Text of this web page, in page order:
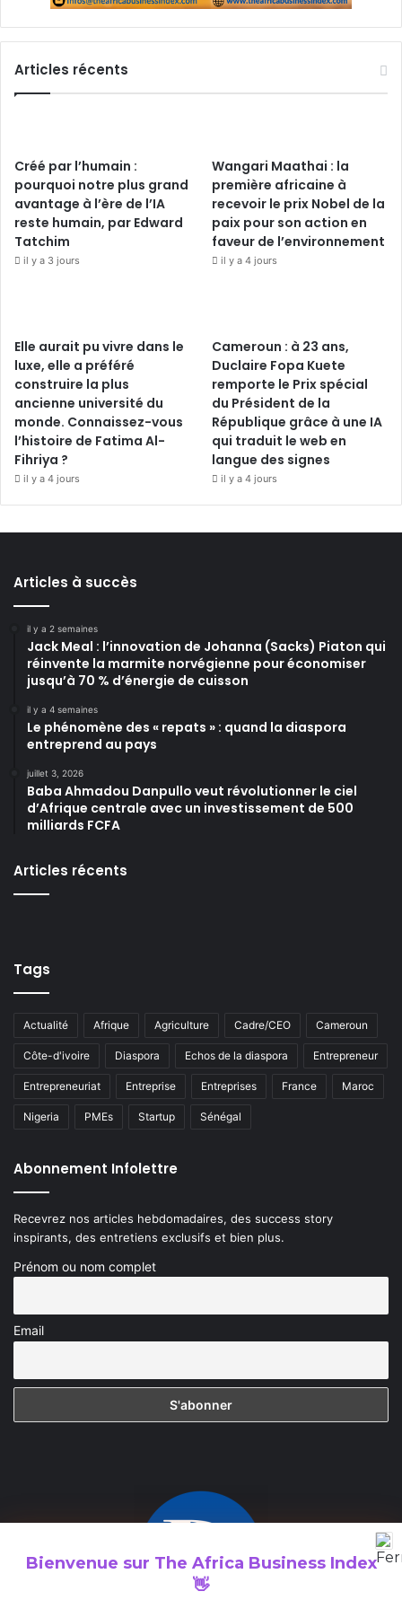
Articles récents
Créé par l’humain :
pourquoi notre plus grand
avantage à l’ère de l’IA
reste humain, par Edward
Tatchim
il y a 3 jours
Wangari Maathai : la
première africaine à
recevoir le prix Nobel de la
paix pour son action en
faveur de l’environnement
il y a 4 jours
Elle aurait pu vivre dans le
luxe, elle a préféré
construire la plus
ancienne université du
monde. Connaissez-vous
l’histoire de Fatima Al-
Fihriya ?
il y a 4 jours
Cameroun : à 23 ans,
Duclaire Fopa Kuete
remporte le Prix spécial
du Président de la
République grâce à une IA
qui traduit le web en
langue des signes
il y a 4 jours
Articles à succès
il y a 2 semaines
Jack Meal : l’innovation de Johanna (Sacks) Piaton qui
réinvente la marmite norvégienne pour économiser
jusqu’à 70 % d’énergie de cuisson
il y a 4 semaines
Le phénomène des « repats » : quand la diaspora
entreprend au pays
juillet 3, 2026
Baba Ahmadou Danpullo veut révolutionner le ciel
d’Afrique centrale avec un investissement de 500
milliards FCFA
Articles récents
Tags
Actualité Afrique Agriculture Cadre/CEO Cameroun
Côte-d'ivoire Diaspora Echos de la diaspora Entrepreneur
Entrepreneuriat Entreprise Entreprises France Maroc
Nigeria PMEs Startup Sénégal
Abonnement Infolettre
Recevrez nos articles hebdomadaires, des success story
inspirants, des entretiens exclusifs et bien plus.
Prénom ou nom complet
Email
Bienvenue sur The Africa Business Index
👋